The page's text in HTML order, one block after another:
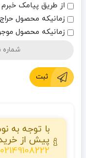
از طریق پیامک
زمانیکه محصول
زمانیکه محصول
ثبت
با توجه به
پیش از
02149108222